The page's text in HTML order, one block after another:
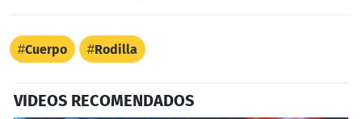
Cuerpo Rodilla
VIDEOS RECOMENDADOS